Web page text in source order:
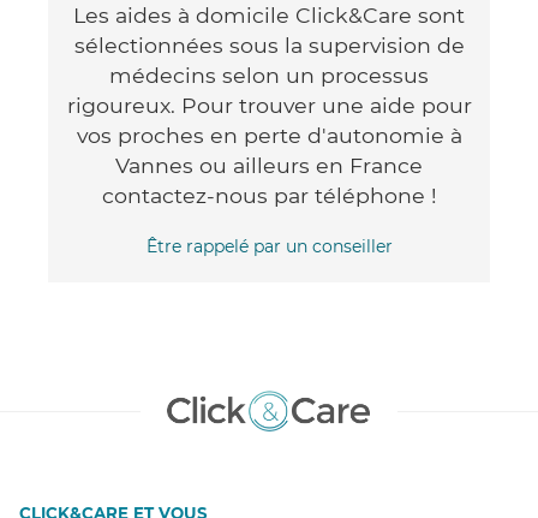
Les aides à domicile Click&Care sont
sélectionnées sous la supervision de
médecins selon un processus
rigoureux. Pour trouver une aide pour
vos proches en perte d'autonomie à
Vannes ou ailleurs en France
contactez-nous par téléphone !
Être rappelé par un conseiller
CLICK&CARE ET VOUS